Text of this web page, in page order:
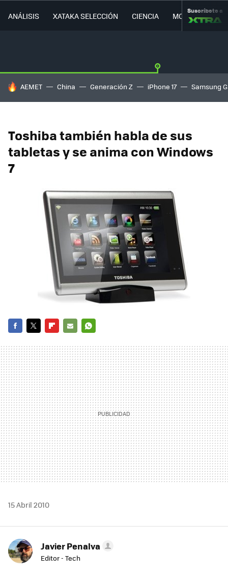
ANÁLISIS XATAKA SELECCIÓN CIENCIA MOVILIDAD
Suscríbete a
HOY SE HABLA DE
AEMET China Generación Z iPhone 17 Samsung
Toshiba también habla de sus
tabletas y se anima con Windows
7
MAIL
15 Abril 2010
Javier Penalva
Editor - Tech